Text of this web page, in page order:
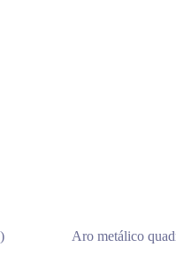
Aro metálico